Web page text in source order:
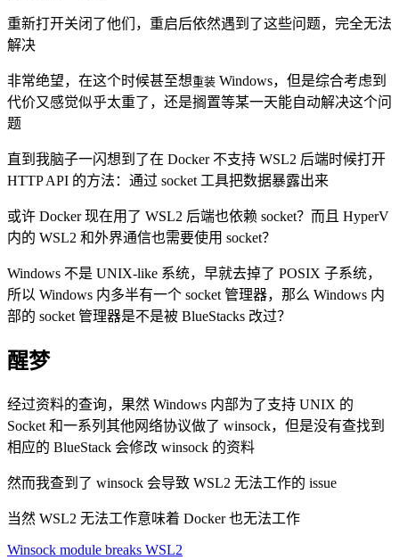
重新打开关闭了他们，重启后依然遇到了这些问题，完全无法
解决
非常绝望，在这个时候甚至想重装 Windows，但是综合考虑到
代价又感觉似乎太重了，还是搁置等某一天能自动解决这个问
题
直到我脑子一闪想到了在 Docker 不支持 WSL2 后端时候打开
HTTP API 的方法：通过 socket 工具把数据暴露出来
或许 Docker 现在用了 WSL2 后端也依赖 socket？而且 HyperV
内的 WSL2 和外界通信也需要使用 socket？
Windows 不是 UNIX-like 系统，早就去掉了 POSIX 子系统，
所以 Windows 内多半有一个 socket 管理器，那么 Windows 内
部的 socket 管理器是不是被 BlueStacks 改过？
醒梦
经过资料的查询，果然 Windows 内部为了支持 UNIX 的
Socket 和一系列其他网络协议做了 winsock，但是没有查找到
相应的 BlueStack 会修改 winsock 的资料
然而我查到了 winsock 会导致 WSL2 无法工作的 issue
当然 WSL2 无法工作意味着 Docker 也无法工作
Winsock module breaks WSL2